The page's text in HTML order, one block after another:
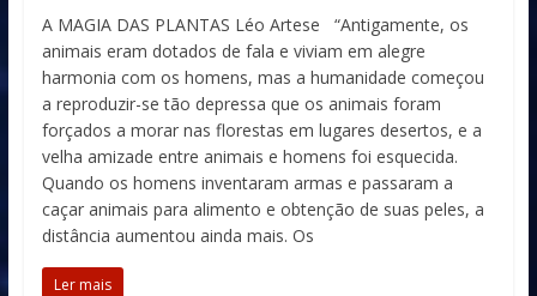
A MAGIA DAS PLANTAS Léo Artese “Antigamente, os
animais eram dotados de fala e viviam em alegre
harmonia com os homens, mas a humanidade começou
a reproduzir-se tão depressa que os animais foram
forçados a morar nas florestas em lugares desertos, e a
velha amizade entre animais e homens foi esquecida.
Quando os homens inventaram armas e passaram a
caçar animais para alimento e obtenção de suas peles, a
distância aumentou ainda mais. Os
Ler mais